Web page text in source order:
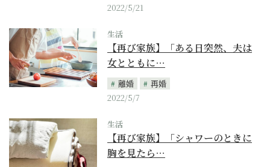
2022/5/21
生活
【再び家族】「ある日突然、夫は
女とともに…
離婚
再婚
2022/5/7
生活
【再び家族】「シャワーのときに
胸を見たら…